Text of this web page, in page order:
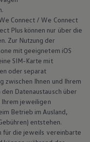
Connect / We Connect
Plus können nur über die
Zur Nutzung der
mit geeignetem iOS
SIM-Karte mit
oder separat
zwischen Ihnen und Ihrem
Datenaustausch über
Ihrem jeweiligen
Betrieb im Ausland,
entstehen.
für die jeweils vereinbarte